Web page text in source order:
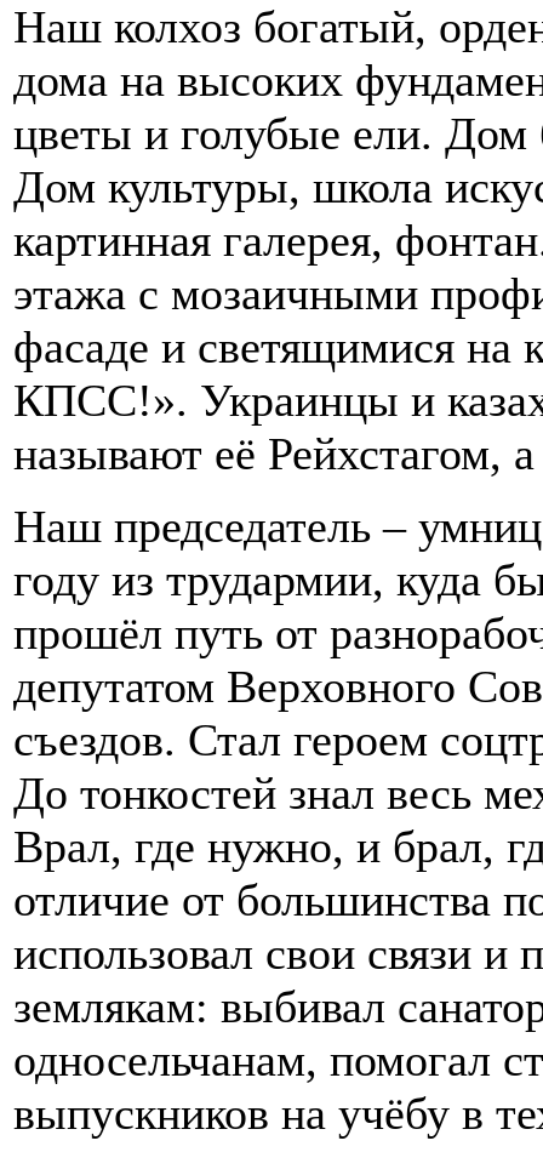
Наш колхоз богатый,
дома на высоких
цветы и голубые ели. Дом
Дом культуры, школа
картинная галерея,
этажа с мозаичными
фасаде и светящимися
КПСС!». Украинцы и
называют её Рейхстагом,
Наш председатель –
году из трудармии, куда
прошёл путь от
депутатом Верховного
съездов. Стал героем
До тонкостей знал весь
Врал, где нужно, и брал,
отличие от большинства
использовал свои связи
землякам: выбивал
односельчанам, помогал
выпускников на учёбу в